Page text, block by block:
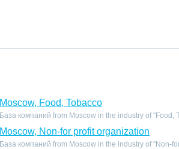
Moscow, Food, Tobacco
База компаний from Moscow in the industry of "Food,
Moscow, Non-for profit organization
База компаний from Moscow in the industry of "Non-